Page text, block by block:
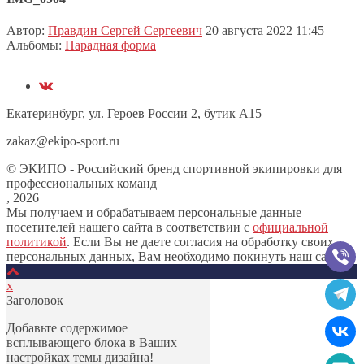
Автор: Правдин Сергей Сергеевич 20 августа 2022 11:45
Альбомы: Парадная форма
Екатеринбург, ул. Героев России 2, бутик А15
zakaz@ekipo-sport.ru
© ЭКИПО - Российский бренд спортивной экипировки для
профессиональных команд
, 2026
Мы получаем и обрабатываем персональные данные
посетителей нашего сайта в соответствии с официальной
политикой. Если Вы не даете согласия на обработку своих
персональных данных, Вам необходимо покинуть наш сайт.
х
Заголовок
Добавьте содержимое
всплывающего блока в Ваших
настройках темы дизайна!